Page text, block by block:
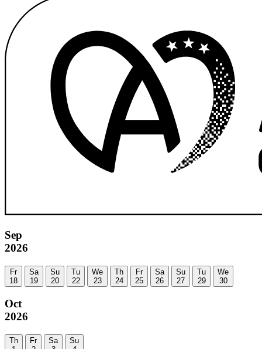
Sep
2026
Fr
18
Sa
19
Su
20
Tu
22
We
23
Th
24
Fr
25
Sa
26
Su
27
Tu
29
We
30
Oct
2026
Th
Fr
Sa
Su